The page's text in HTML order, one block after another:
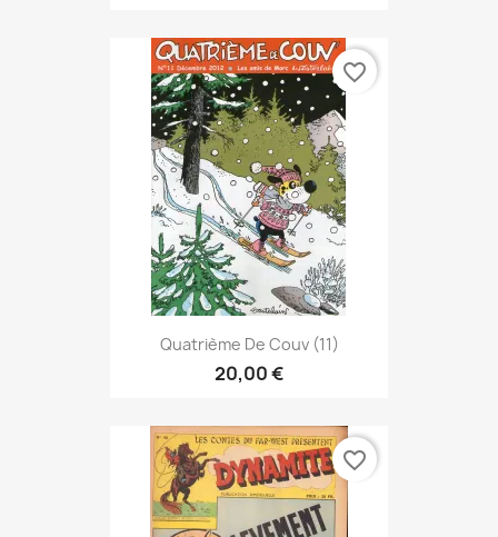
Quatrième De Couv (11)
20,00 €
favorite_border
favorite_border